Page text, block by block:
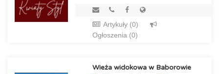
Artykuły (0)
Ogłoszenia (0)
Wieża widokowa w Baborowie